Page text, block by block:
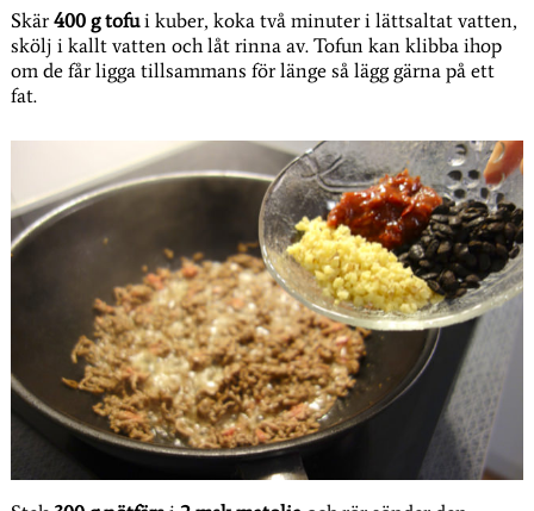
Skär400 g tofui kuber, koka två minuter i lättsaltat vatten,
skölj i kallt vatten och låt rinna av. Tofun kan klibba ihop
om de får ligga tillsammans för länge så lägg gärna på ett
fat.